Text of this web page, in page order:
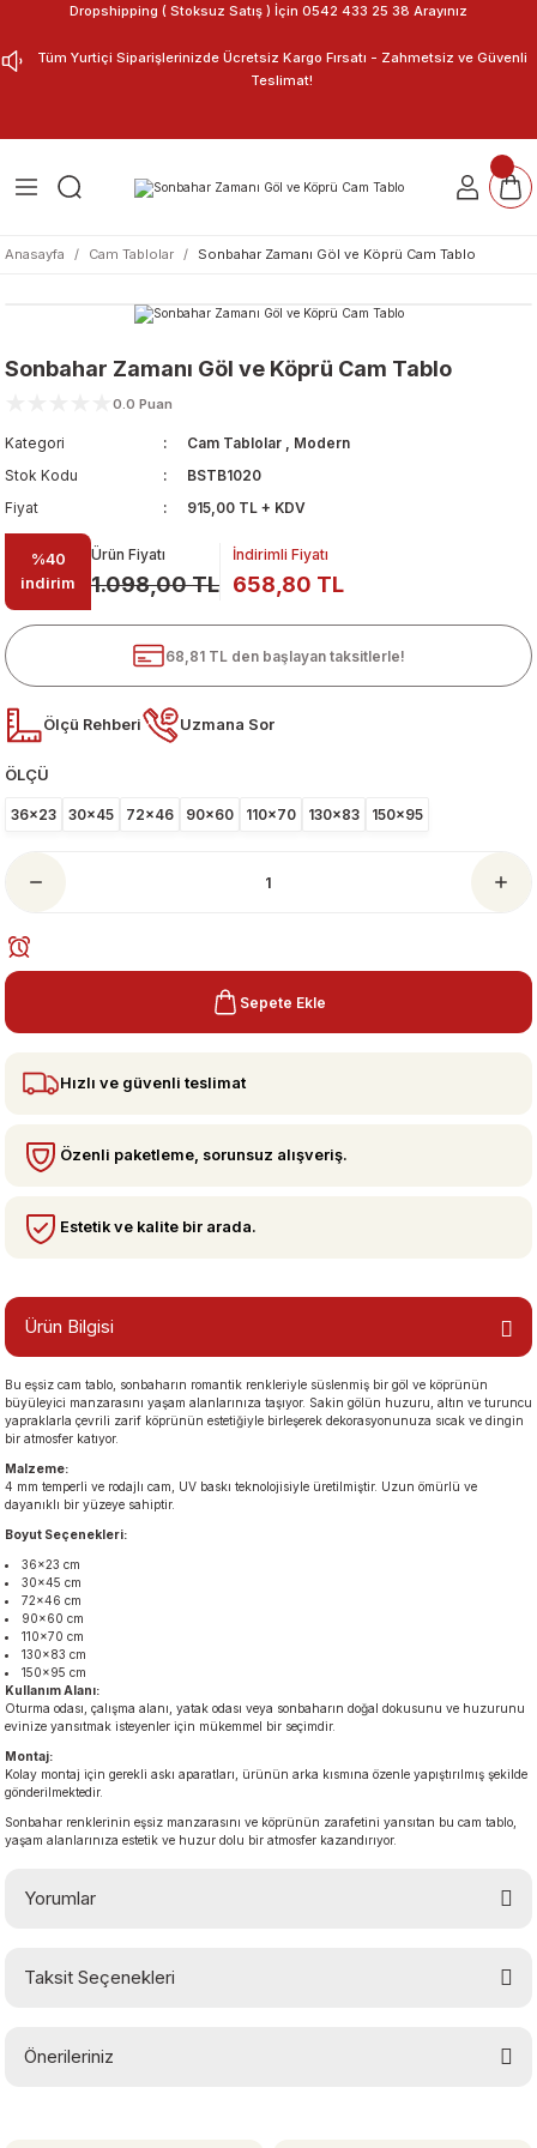
Dropshipping ( Stoksuz Satış ) İçin 0542 433 25 38 Arayınız
Tüm Yurtiçi Siparişlerinizde Ücretsiz Kargo Fırsatı - Zahmetsiz ve Güvenli
Teslimat!
Manzaraları
Anasayfa Cam Tablolar Sonbahar Zamanı Göl ve Köprü Cam Tablo
Sonbahar Zamanı Göl ve Köprü Cam Tablo
0.0 Puan
Kategori Cam Tablolar , Modern
Stok Kodu
BSTB1020
Fiyat
915,00 TL + KDV
%40
indirim
Ürün Fiyatı
1.098,00 TL
İndirimli Fiyatı
658,80 TL
68,81 TL den başlayan taksitlerle!
Ölçü Rehberi Uzmana Sor
ÖLÇÜ
36x23 30x45 72x46 90x60 110x70 130x83 150x95
Sepete Ekle
Hızlı ve güvenli teslimat
Özenli paketleme, sorunsuz alışveriş.
Estetik ve kalite bir arada.
Ürün Bilgisi
Bu eşsiz cam tablo, sonbaharın romantik renkleriyle süslenmiş bir göl ve köprünün
büyüleyici manzarasını yaşam alanlarınıza taşıyor. Sakin gölün huzuru, altın ve turuncu
yapraklarla çevrili zarif köprünün estetiğiyle birleşerek dekorasyonunuza sıcak ve dingin
bir atmosfer katıyor.
Malzeme:
4 mm temperli ve rodajlı cam, UV baskı teknolojisiyle üretilmiştir. Uzun ömürlü ve
dayanıklı bir yüzeye sahiptir.
Boyut Seçenekleri:
36×23 cm
30×45 cm
72×46 cm
90×60 cm
110×70 cm
130×83 cm
150×95 cm
Kullanım Alanı:
Oturma odası, çalışma alanı, yatak odası veya sonbaharın doğal dokusunu ve huzurunu
evinize yansıtmak isteyenler için mükemmel bir seçimdir.
Montaj:
Kolay montaj için gerekli askı aparatları, ürünün arka kısmına özenle yapıştırılmış şekilde
gönderilmektedir.
Sonbahar renklerinin eşsiz manzarasını ve köprünün zarafetini yansıtan bu cam tablo,
yaşam alanlarınıza estetik ve huzur dolu bir atmosfer kazandırıyor.
Yorumlar
Taksit Seçenekleri
Önerileriniz